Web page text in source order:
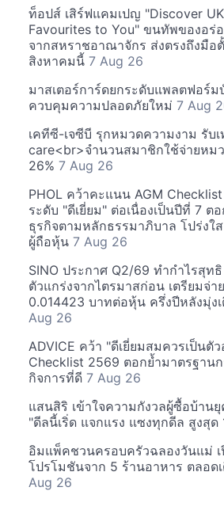
ท็อปส์ เสิร์ฟแคมเปญ "Discover
Favourites to You" ขนทัพของอร่
จากสหราชอาณาจักร ส่งตรงถึงมือ
สิงหาคมนี้ 7 Aug 26
มาสเตอร์การ์ดยกระดับแพลตฟอร์
ควบคุมความปลอดภัยใหม่ 7 Aug
เคทีซี-เจซีบี รุกหมวดความงาม รับ
care<br>จำนวนสมาชิกใช้จ่ายหมว
26% 7 Aug 26
PHOL คว้าคะแนน AGM
ระดับ "ดีเยี่ยม" ต่อเนื่องเป็นปีที่ 7 ต
ธุรกิจตามหลักธรรมาภิบาล โปร่งใ
ผู้ถือหุ้น 7 Aug 26
SINO ประกาศ Q2/69 ทำกำไรสุท
ตัวแกร่งจากไตรมาสก่อน เตรียมจ่า
0.014423 บาทต่อหุ้น ครึ่งปีหลังมุ่งเ
Aug 26
ADVICE คว้า "ดีเยี่ยมสมควรเป็นตัว
Checklist 2569 ตอกย้ำมาตรฐาน
กิจการที่ดี 7 Aug 26
แสนสิริ เข้าใจความกังวลผู้ซื้อบ้าน
"ดีลนี้เริ่ด แจกแรง แซงทุกดีล สูงสุด
อิมแพ็คชวนครอบครัวฉลองวันแม่
โปรโมชันจาก 5 ร้านอาหาร ตลอด
Aug 26